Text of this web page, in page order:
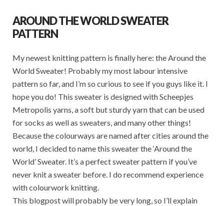
AROUND THE WORLD SWEATER
PATTERN
My newest knitting pattern is finally here: the Around the
World Sweater! Probably my most labour intensive
pattern so far, and I’m so curious to see if you guys like it. I
hope you do! This sweater is designed with Scheepjes
Metropolis yarns, a soft but sturdy yarn that can be used
for socks as well as sweaters, and many other things!
Because the colourways are named after cities around the
world, I decided to name this sweater the ‘Around the
World’ Sweater. It’s a perfect sweater pattern if you’ve
never knit a sweater before. I do recommend experience
with colourwork knitting.
This blogpost will probably be very long, so I’ll explain